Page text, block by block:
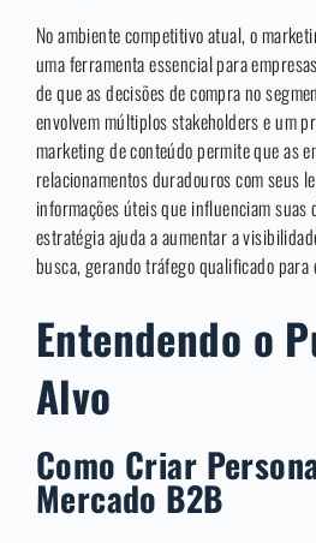
No ambiente competitivo atual, o
uma ferramenta essencial para
de que as decisões de compra no
envolvem múltiplos stakeholders e um
marketing de conteúdo permite que as
relacionamentos duradouros com seus
informações úteis que influenciam suas
estratégia ajuda a aumentar a
busca, gerando tráfego qualificado para
Entendendo o
Alvo
Como Criar
Mercado B2B